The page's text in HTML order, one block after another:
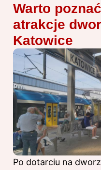
Warto
atrakcje
Katowice
Po dotarciu na